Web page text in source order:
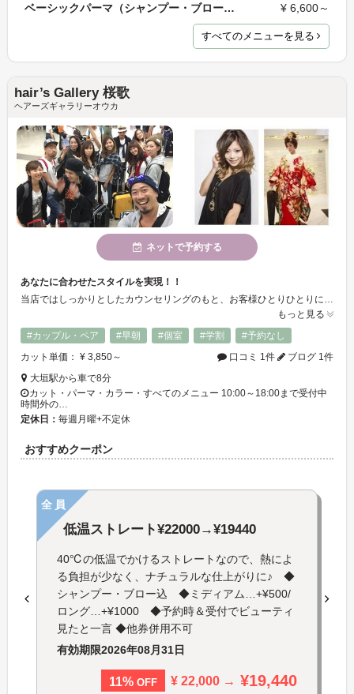
ベーシックパーマ（シャンプー・ブロー別）
¥ 6,600～
すべてのメニューを見る
hair’s Gallery 桜歌
ヘアーズギャラリーオウカ
ネットで予約する
あなたに合わせたスタイルを実現！！
当店ではしっかりとしたカウンセリングのもと、お客様ひとりひとりに合わせた施術をご提案させていただいております。ですので、初めての方でも気軽にご来店いただけるお店です。
もっと見る
#カップル・ペア
#早朝 #個室 #学割
#予約なし
カット単価： ¥ 3,850～
口コミ 1件
ブログ 1件
大垣駅から車で8分
カット・パーマ・カラー・すべてのメニュー 10:00～18:00まで受付中
時間外の…
定休日： 毎週月曜+不定休
おすすめクーポン
全員
低温ストレート¥22000→¥19440
40℃の低温でかけるストレートなので、熱によ
る負担が少なく、ナチュラルな仕上がりに♪ ◆
シャンプー・ブロー込 ◆ミディアム…+¥500/
ロング…+¥1000 ◆予約時＆受付でビューティ
見たと一言 ◆他券併用不可
有効期限2026年08月31日
11% OFF ¥ 22,000 → ¥19,440